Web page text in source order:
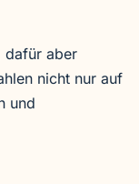
dafür aber
nicht nur auf
und